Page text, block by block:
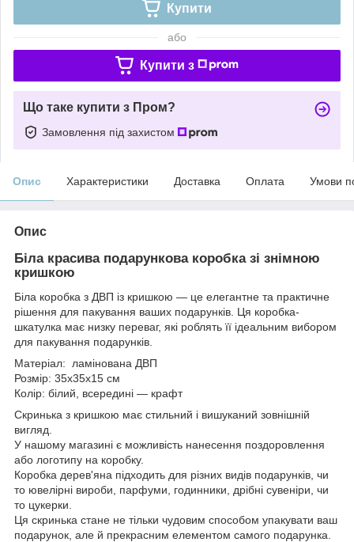
Купити
або
Купити з
Що таке купити з Пром?
Замовлення під захистом
Опис Характеристики Доставка Оплата Умови
Опис
Біла красива подарункова коробка зі знімною
кришкою
Біла коробка з ДВП із кришкою — це елегантне та практичне
рішення для пакування ваших подарунків. Ця коробка-
шкатулка має низку переваг, які роблять її ідеальним вибором
для пакування подарунків.
Матеріал: ламінована ДВП
Розмір: 35х35х15 см
Колір: білий, всередині — крафт
Скринька з кришкою має стильний і вишуканий зовнішній
вигляд.
У нашому магазині є можливість нанесення поздоровлення
або логотипу на коробку.
Коробка дерев'яна підходить для різних видів подарунків, чи
то ювелірні вироби, парфуми, годинники, дрібні сувеніри, чи
то цукерки.
Ця скринька стане не тільки чудовим способом упакувати ваш
подарунок, але й прекрасним елементом самого подарунка.